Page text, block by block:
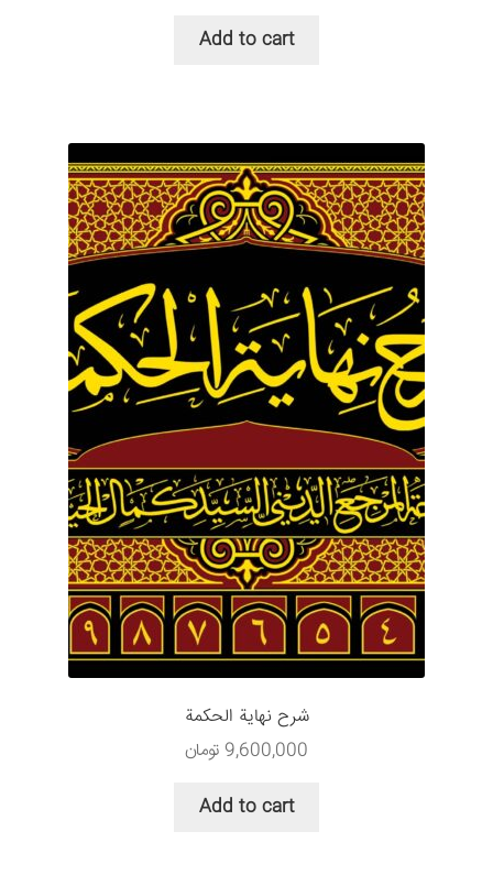
Add to cart
شرح نهایة الحکمة
9,600,000 تومان
Add to cart